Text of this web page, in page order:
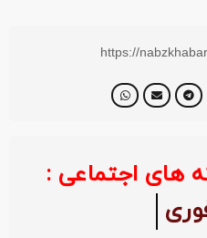
https://
های اجتماعی :